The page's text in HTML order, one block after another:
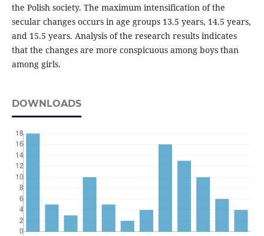
the Polish society. The maximum intensification of the
secular changes occurs in age groups 13.5 years, 14.5 years,
and 15.5 years. Analysis of the research results indicates
that the changes are more conspicuous among boys than
among girls.
DOWNLOADS